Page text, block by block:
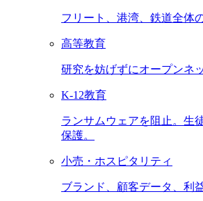
フリート、港湾、鉄道全体
高等教育
研究を妨げずにオープンネ
K-12教育
ランサムウェアを阻止。生
保護。
小売・ホスピタリティ
ブランド、顧客データ、利